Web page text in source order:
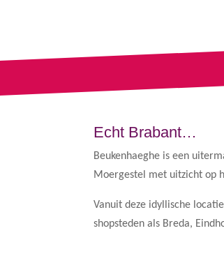
Echt Brabant…
Beukenhaeghe is een
Moergestel met uitzicht op
Vanuit deze idyllische
shopsteden als Breda,